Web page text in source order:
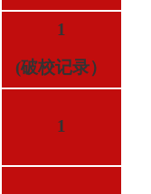
1
(破校记录）
1